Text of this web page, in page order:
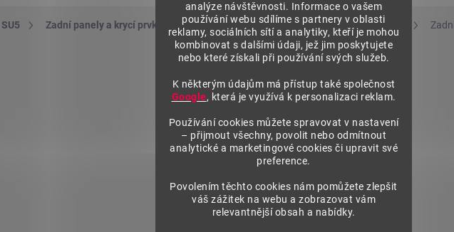
analýze návštěvnosti. Informace o vašem
používání webu sdílíme s partnery v oblasti
reklamy, sociálních sítí a analytiky, kteří je mohou
kombinovat s dalšími údaji, jež jim poskytujete
nebo které získali při používání svých služeb.
K některým údajům má přístup také společnost
Google, která je využívá k personalizaci reklam.
Používání cookies můžete spravovat v nastavení
– přijmout všechny, povolit nebo odmítnout
analytické a marketingové cookies či upravit své
preference.
Povolením těchto cookies nám pomůžete zlepšit
váš zážitek na webu a zobrazovat vám
relevantnější obsah a nabídky.
Zadní panely a krycí prvky, závěsy do děrovaných panelů Zadní panely plné